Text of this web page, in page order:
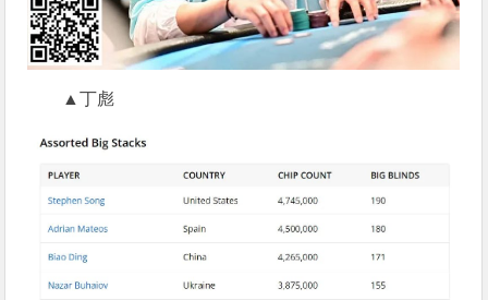
▲丁彪